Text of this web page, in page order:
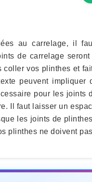
au carrelage, il
de carrelage seront
vos plinthes et
peuvent impliquer
pour les joints
Il faut laisser un
les joints de
plinthes ne doivent